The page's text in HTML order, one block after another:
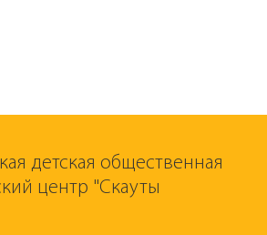
детская общественная
центр "Скауты